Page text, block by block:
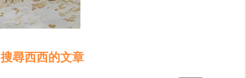
搜尋西西的文章